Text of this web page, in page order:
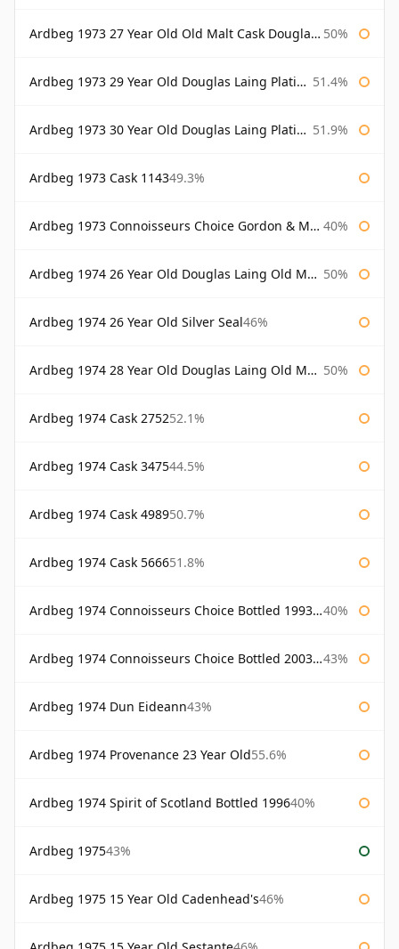
Ardbeg 1973 27 Year Old Old Malt Cask Douglas Laing 50%
Ardbeg 1973 29 Year Old Douglas Laing Platinum Selection 51.4%
Ardbeg 1973 30 Year Old Douglas Laing Platinum Selection 51.9%
Ardbeg 1973 Cask 114349.3%
Ardbeg 1973 Connoisseurs Choice Gordon & Macphail 40%
Ardbeg 1974 26 Year Old Douglas Laing Old Malt Cask 50%
Ardbeg 1974 26 Year Old Silver Seal46%
Ardbeg 1974 28 Year Old Douglas Laing Old Malt Cask 50%
Ardbeg 1974 Cask 275252.1%
Ardbeg 1974 Cask 347544.5%
Ardbeg 1974 Cask 498950.7%
Ardbeg 1974 Cask 566651.8%
Ardbeg 1974 Connoisseurs Choice Bottled 1993 Gordon & Macphail 40%
Ardbeg 1974 Connoisseurs Choice Bottled 2003 Gordon & Macphail 43%
Ardbeg 1974 Dun Eideann43%
Ardbeg 1974 Provenance 23 Year Old55.6%
Ardbeg 1974 Spirit of Scotland Bottled 199640%
Ardbeg 197543%
Ardbeg 1975 15 Year Old Cadenhead's46%